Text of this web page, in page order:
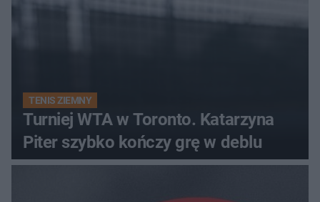
TENIS ZIEMNY
Turniej WTA w Toronto. Katarzyna
Piter szybko kończy grę w deblu